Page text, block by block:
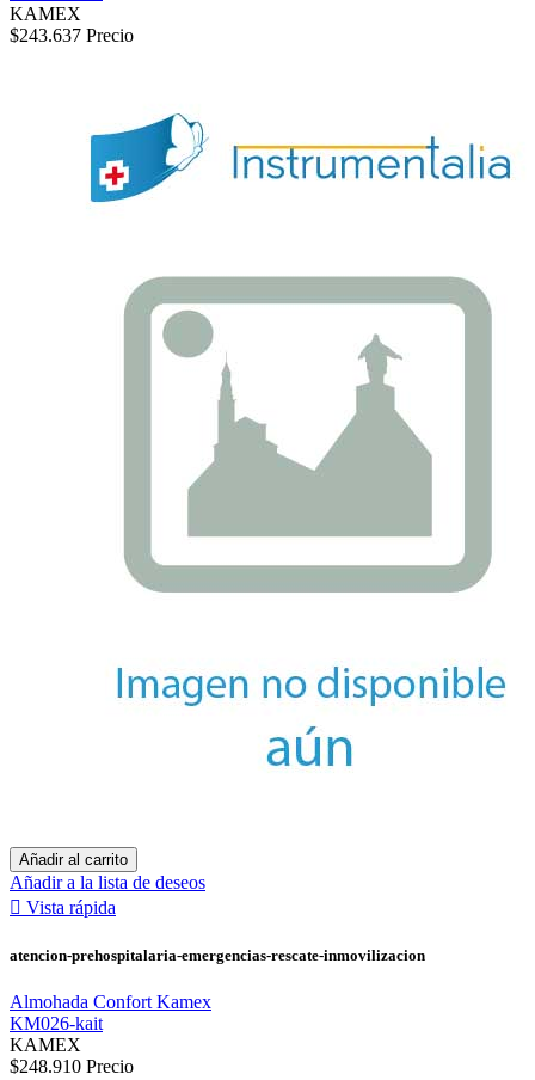
KAMEX
$243.637 Precio
Añadir al carrito
Añadir a la lista de deseos
 Vista rápida
atencion-prehospitalaria-emergencias-rescate-inmovilizacion
Almohada Confort Kamex
KM026-kait
KAMEX
$248.910 Precio